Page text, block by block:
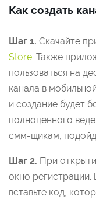
Как создать
Шаг 1. Скачайте
Store. Также
пользоваться на
канала в
и создание будет
полноценного
смм-щикам,
Шаг 2. При
окно
вставьте код,